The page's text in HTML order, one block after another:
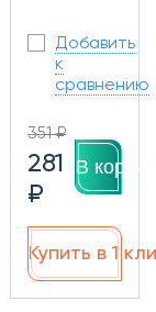
Добавить
к
сравнению
351 ₽
281
₽
В
Купить в 1